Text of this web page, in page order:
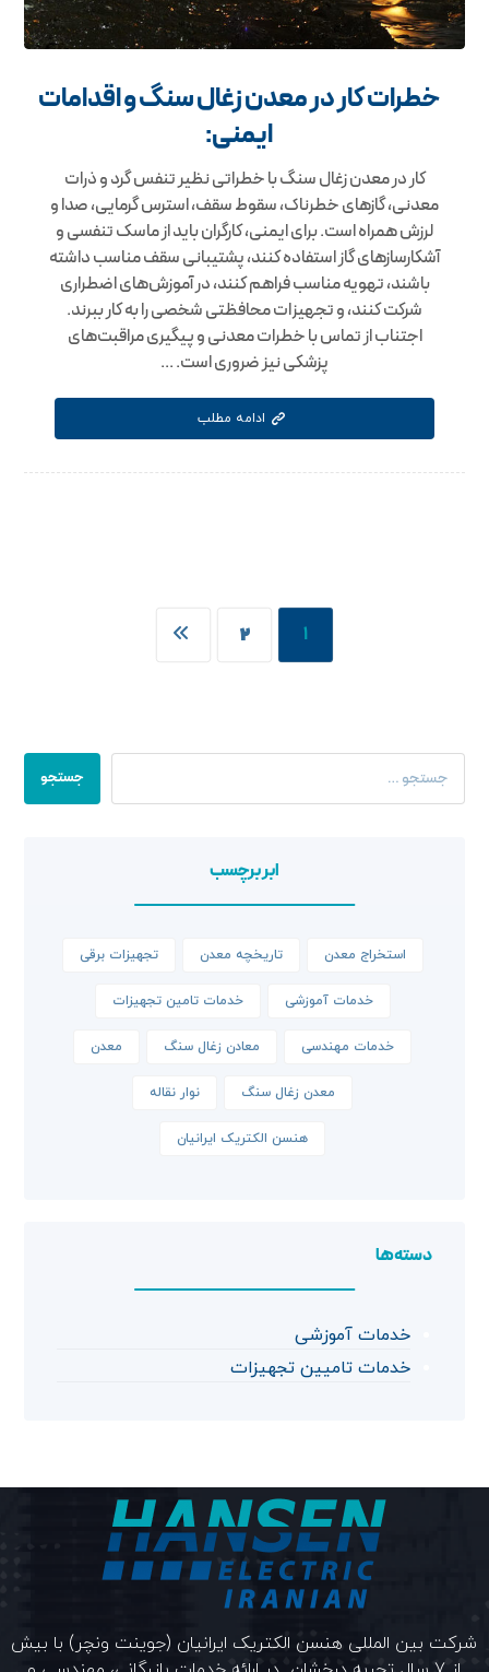
خطرات کار در معدن زغال سنگ و اقدامات
ایمنی:
کار در معدن زغال سنگ با خطراتی نظیر تنفس گرد و ذرات
معدنی، گازهای خطرناک، سقوط سقف، استرس گرمایی، صدا و
لرزش همراه است. برای ایمنی، کارگران باید از ماسک تنفسی و
آشکارسازهای گاز استفاده کنند، پشتیبانی سقف مناسب داشته
باشند، تهویه مناسب فراهم کنند، در آموزش‌های اضطراری
شرکت کنند، و تجهیزات محافظتی شخصی را به کار ببرند.
اجتناب از تماس با خطرات معدنی و پیگیری مراقبت‌های
پزشکی نیز ضروری است. ...
ادامه مطلب
۱ ۲
جستجو
ابر برچسب
استخراج معدن تاریخچه معدن تجهیزات برقی
خدمات آموزشی خدمات تامین تجهیزات
خدمات مهندسی معادن زغال سنگ معدن
معدن زغال سنگ نوار نقاله
هنسن الکتریک ایرانیان
دسته‌ها
خدمات آموزشی
خدمات تامیین تجهیزات
شرکت بین المللی هنسن الکتریک ایرانیان (جوینت ونچر) با بیش